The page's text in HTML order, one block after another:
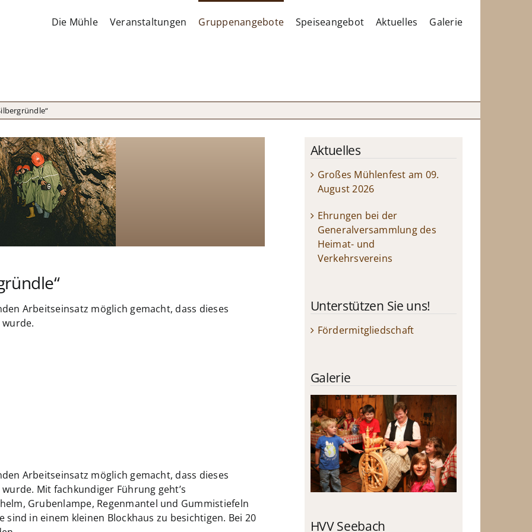
Die Mühle Veranstaltungen Gruppenangebote Speiseangebot Aktuelles Galerie
Arbeitseinsatz möglich gemacht, dass dieses
Arbeitseinsatz möglich gemacht, dass dieses
Mit fachkundiger Führung geht’s
Grubenlampe, Regenmantel und Gummistiefeln
in einem kleinen Blockhaus zu besichtigen. Bei 20
Aktuelles
Großes Mühlenfest am 09.
August 2026
Ehrungen bei der
Generalversammlung des
Heimat- und
Verkehrsvereins
Unterstützen Sie uns!
Fördermitgliedschaft
Galerie
HVV Seebach